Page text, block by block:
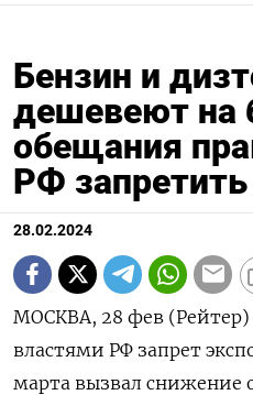
Бензин и
дешевеют на
обещания
РФ запретить
28.02.2024
МОСКВА, 28 фев
властями РФ запрет
марта вызвал снижение